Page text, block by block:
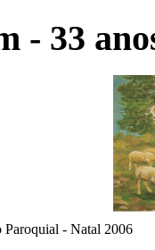
- 33
Paroquial - Natal 2006